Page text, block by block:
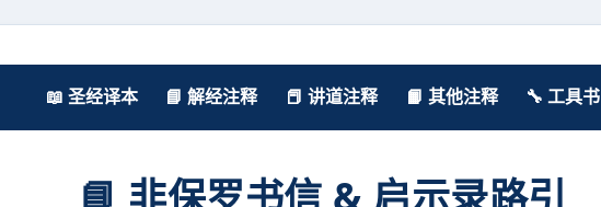
📖 圣经译本 📘 解经注释 📕 讲道注释 📙 其他注释 🔧 工具书
📘 非保罗书信 & 启示录路引